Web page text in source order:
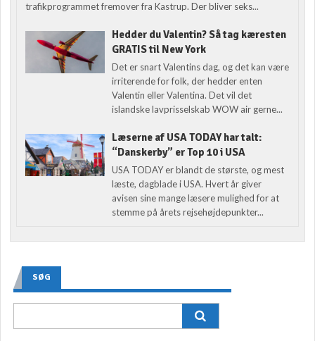
trafikprogrammet fremover fra Kastrup. Der bliver seks...
Hedder du Valentin? Så tag kæresten
GRATIS til New York
Det er snart Valentins dag, og det kan være
irriterende for folk, der hedder enten
Valentin eller Valentina. Det vil det
islandske lavprisselskab WOW air gerne...
Læserne af USA TODAY har talt:
“Danskerby” er Top 10 i USA
USA TODAY er blandt de største, og mest
læste, dagblade i USA. Hvert år giver
avisen sine mange læsere mulighed for at
stemme på årets rejsehøjdepunkter...
SØG